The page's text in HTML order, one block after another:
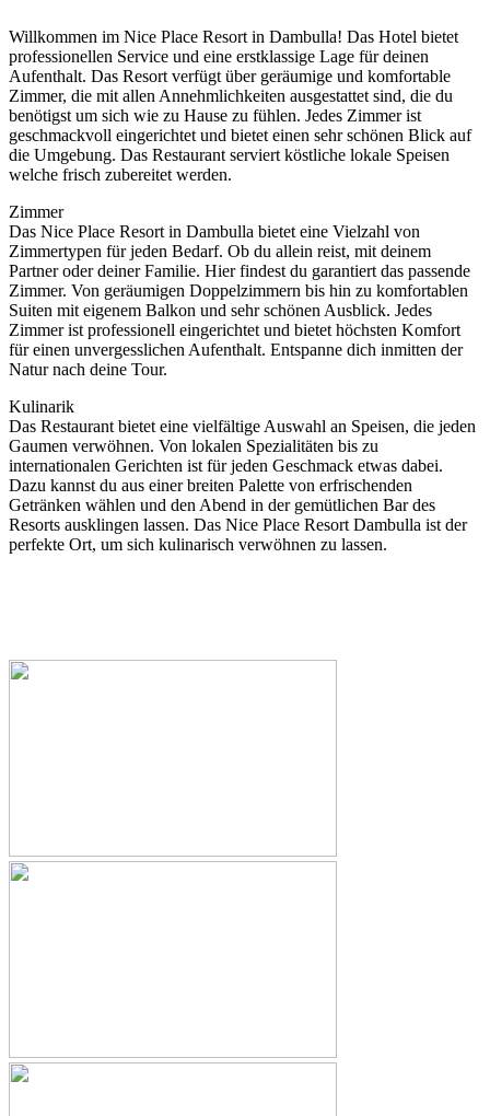
Willkommen im Nice Place Resort in Dambulla! Das Hotel bietet
professionellen Service und eine erstklassige Lage für deinen
Aufenthalt. Das Resort verfügt über geräumige und komfortable
Zimmer, die mit allen Annehmlichkeiten ausgestattet sind, die du
benötigst um sich wie zu Hause zu fühlen. Jedes Zimmer ist
geschmackvoll eingerichtet und bietet einen sehr schönen Blick auf
die Umgebung. Das Restaurant serviert köstliche lokale Speisen
welche frisch zubereitet werden.
Zimmer
Das Nice Place Resort in Dambulla bietet eine Vielzahl von
Zimmertypen für jeden Bedarf. Ob du allein reist, mit deinem
Partner oder deiner Familie. Hier findest du garantiert das passende
Zimmer. Von geräumigen Doppelzimmern bis hin zu komfortablen
Suiten mit eigenem Balkon und sehr schönen Ausblick. Jedes
Zimmer ist professionell eingerichtet und bietet höchsten Komfort
für einen unvergesslichen Aufenthalt. Entspanne dich inmitten der
Natur nach deine Tour.
Kulinarik
Das Restaurant bietet eine vielfältige Auswahl an Speisen, die jeden
Gaumen verwöhnen. Von lokalen Spezialitäten bis zu
internationalen Gerichten ist für jeden Geschmack etwas dabei.
Dazu kannst du aus einer breiten Palette von erfrischenden
Getränken wählen und den Abend in der gemütlichen Bar des
Resorts ausklingen lassen. Das Nice Place Resort Dambulla ist der
perfekte Ort, um sich kulinarisch verwöhnen zu lassen.